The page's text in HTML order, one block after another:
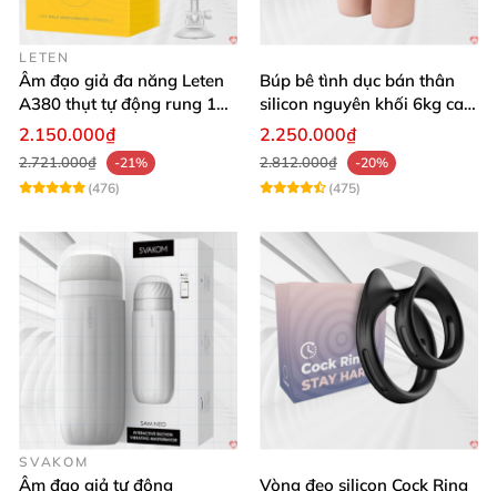
LETEN
Âm đạo giả đa năng Leten
A380 thụt tự động rung 10
chế độ
2.150.000₫
2.721.000₫
-21%
(476)
Búp bê tình dục bán thân
silicon nguyên khối 6kg cao
cấp giá rẻ
2.250.000₫
2.812.000₫
-20%
(475)
SVAKOM
Âm đạo giả tự động Vòng đeo silicon Cock Ring